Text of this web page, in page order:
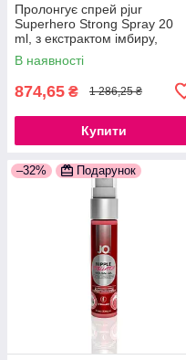
Пролонгує спрей pjur
Superhero Strong Spray 20
ml, з екстрактом імбиру,
вбирається в шкіру
777Store.com.ua
В наявності
874,65 ₴ 1 286,25 ₴
Купити
–32% Подарунок